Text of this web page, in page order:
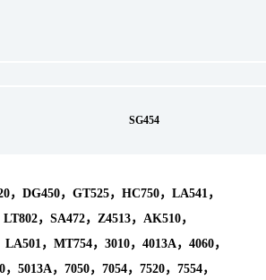
SG454
，DG450，GT525，HC750，LA541，
，SA472，Z4513，AK510，
，MT754，3010，4013A，4060，
，5013A，7050，7054，7520，7554，